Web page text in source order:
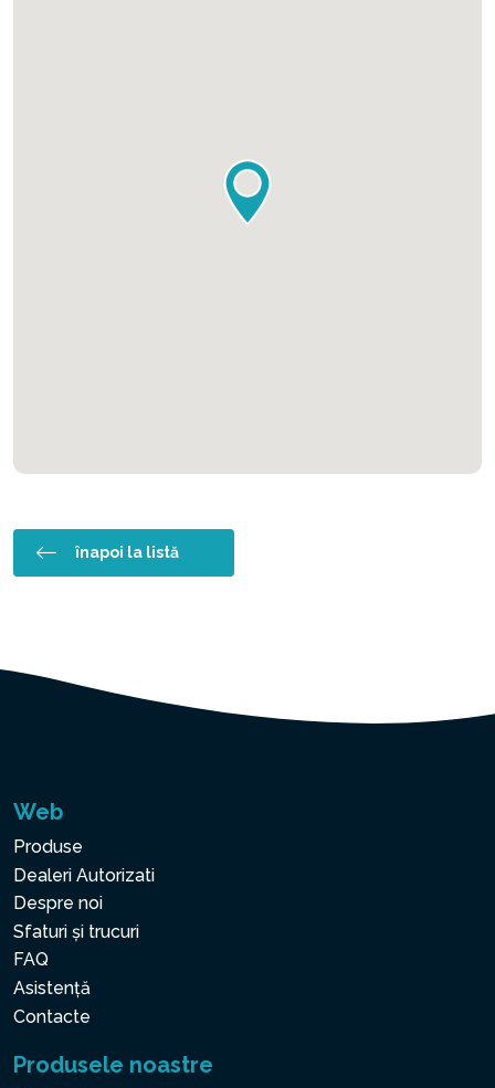
înapoi la listă
Web
Produse
Dealeri Autorizati
Despre noi
Sfaturi și trucuri
FAQ
Asistență
Contacte
Produsele noastre